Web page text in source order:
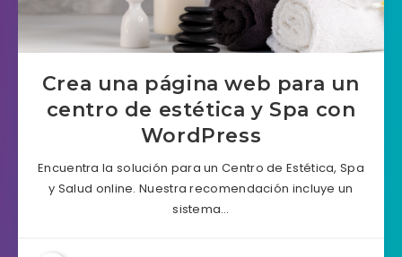
Crea una página web para un
centro de estética y Spa con
WordPress​​
Encuentra la solución para un Centro de Estética, Spa
y Salud online. Nuestra recomendación incluye un
sistema…